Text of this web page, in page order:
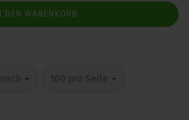
DEN WARENKORB
100 pro Seite
pro Seite